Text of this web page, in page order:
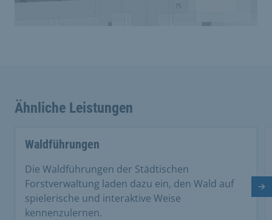
Ähnliche Leistungen
Waldführungen
Die Waldführungen der Städtischen
Forstverwaltung laden dazu ein, den Wald auf
spielerische und interaktive Weise
kennenzulernen.